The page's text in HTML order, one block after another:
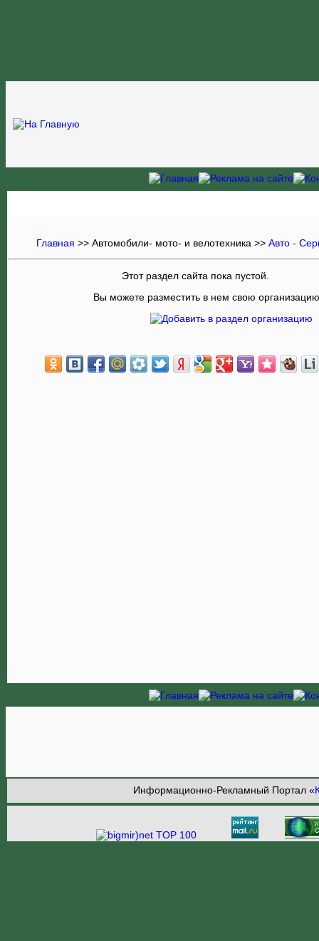
Главная >> Автомобили- мото- и велотехника >> Авто -
Этот раздел сайта пока пустой.
Вы можете разместить в нем свою организацию
Информационно-Рекламный Портал «